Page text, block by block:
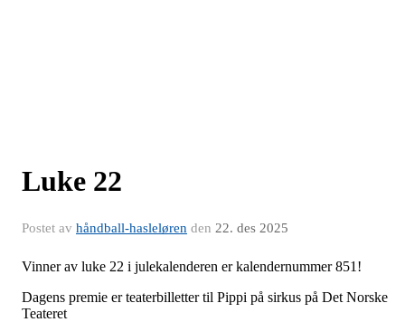
Luke 22
Postet av håndball-hasleløren den 22. des 2025
Vinner av luke 22 i julekalenderen er kalendernummer 851!
Dagens premie er teaterbilletter til Pippi på sirkus på Det Norske
Teateret